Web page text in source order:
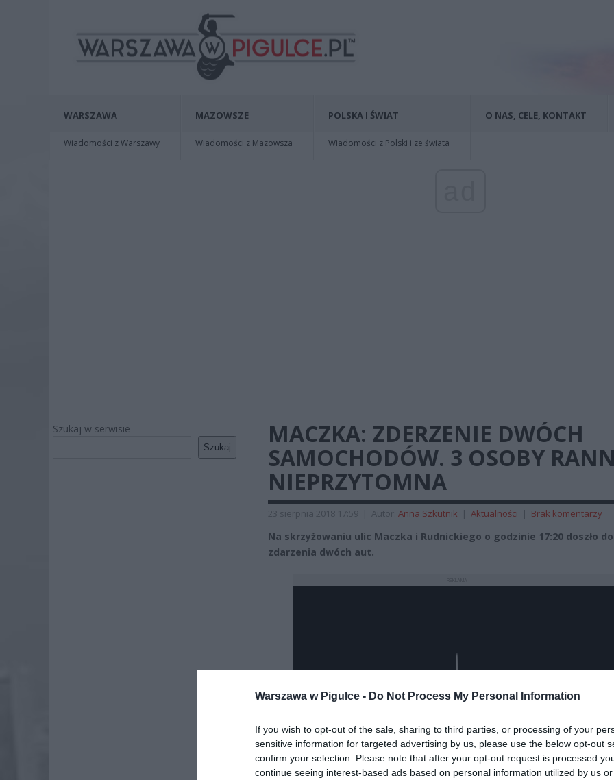
Warszawa w Pigułce - Do Not Process My Personal Information
If you wish to opt-out of the sale, sharing to third parties, or processing of your
sensitive information for targeted advertising by us, please use the below opt-out
confirm your selection. Please note that after your opt-out request is processed
continue seeing interest-based ads based on personal information utilized by us
WARSZAWA
Wiadomości z Warszawy
MAZOWSZE
Wiadomości z Mazowsza
POLSKA I ŚWIAT
Wiadomości z Polski i ze świata
O NAS, CELE, KONTAKT
Szukaj w serwisie
Szukaj
MACZKA: ZDERZENIE DWÓCH
SAMOCHODÓW. 3 OSOBY
NIEPRZYTOMNA
23 sierpnia 2018 17:59 | Autor: Anna Szkutnik | Aktualności | Brak komentarzy
Na skrzyżowaniu ulic Maczka i Rudnickiego o godzinie 17:20 doszło do
zdarzenia dwóch aut.